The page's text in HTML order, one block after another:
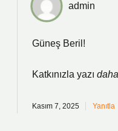
admin
Güneş Beril!
Katkınızla yazı
Kasım 7, 2025 Yanıtla